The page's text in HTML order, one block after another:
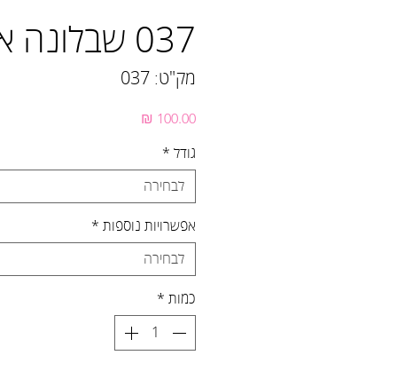
037 שבלונה אופנוען
מק"ט: 037
גודל *
לבחירה
אפשרויות נוספות *
לבחירה
כמות *